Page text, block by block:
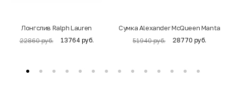
Лонгслив Ralph Lauren
22860 руб. 13764 руб.
Cумка Alexander McQueen Manta
51940 руб. 28770 руб.